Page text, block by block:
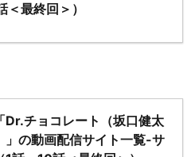
＜最終回＞）
Dr.チョコレート（坂口健太
」の動画配信サイト一覧-サ